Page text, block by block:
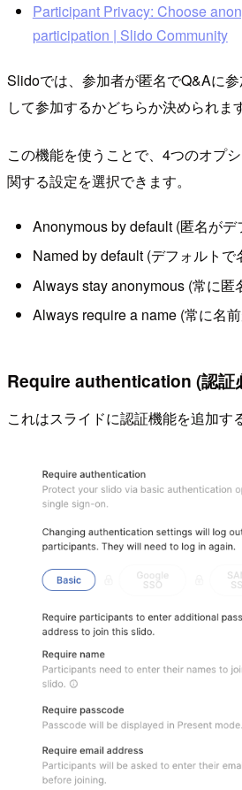
Participant Privacy: Choose
participation | Slido Community
Slidoでは、参加者が匿名でQ&Aに
して参加するかどちらか決められます
この機能を使うことで、4つのオプ
関する設定を選択できます。
Anonymous by default (匿名がデ
Named by default (デフォルトで
Always stay anonymous (常に匿
Always require a name (常に名
Require authentication (認証
これはスライドに認証機能を追加す